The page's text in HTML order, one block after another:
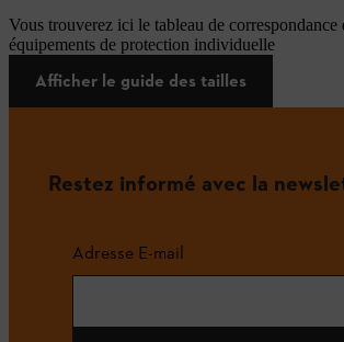
Vous trouverez ici le tableau de correspondance
équipements de protection individuelle
Afficher le guide des tailles
Restez informé avec la
Adresse E-mail